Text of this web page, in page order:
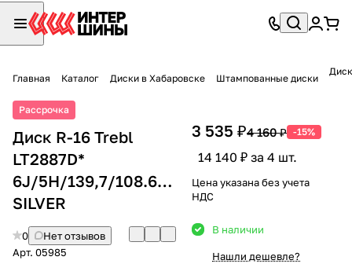
Главная Каталог Диски в Хабаровске Штампованные диски
Рассрочка
Диск R-16 Trebl
LT2887D*
6J/5H/139,7/108.6/+45
SILVER
0
Нет отзывов
Арт. 05985
3 535 ₽4 160 ₽ -15%
14 140 ₽ за 4 шт.
Цена указана без учета
НДС
В наличии
Нашли дешевле?